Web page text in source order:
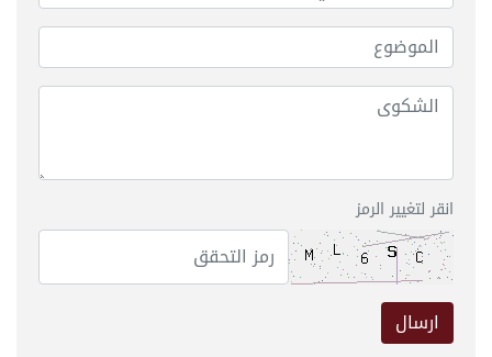
انقر لتغيير الرمز
ارسال